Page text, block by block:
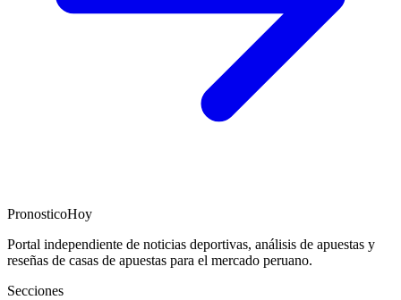
PronosticoHoy
Portal independiente de noticias deportivas, análisis de apuestas y
reseñas de casas de apuestas para el mercado peruano.
Secciones